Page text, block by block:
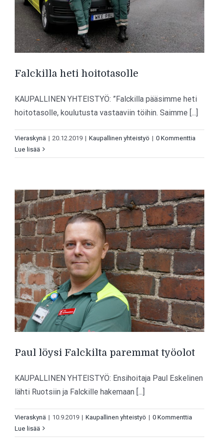
Falckilla heti hoitotasolle
KAUPALLINEN YHTEISTYÖ: ”Falckilla pääsimme heti
hoitotasolle, koulutusta vastaaviin töihin. Saimme [...]
Vieraskynä | 20.12.2019 | Kaupallinen yhteistyö | 0 Kommenttia
Lue lisää
Paul löysi Falckilta paremmat työolot
KAUPALLINEN YHTEISTYÖ: Ensihoitaja Paul Eskelinen
lähti Ruotsiin ja Falckille hakemaan [...]
Vieraskynä | 10.9.2019 | Kaupallinen yhteistyö | 0 Kommenttia
Lue lisää